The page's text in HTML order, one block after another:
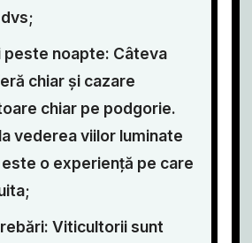
peste noapte: Câteva
chiar și cazare
chiar pe podgorie.
vederea viilor luminate
o experiență pe care
Viticultorii sunt